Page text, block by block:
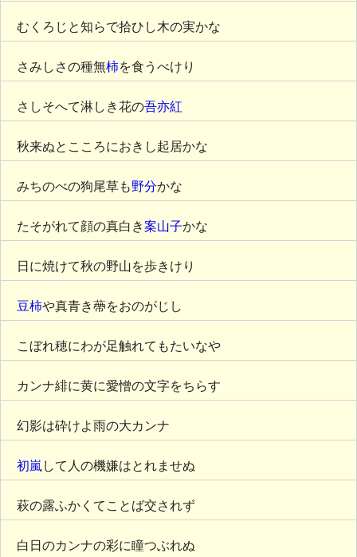
むくろじと知らで拾ひし木の実かな
さみしさの種無柿を食うべけり
さしそへて淋しき花の吾亦紅
秋来ぬとこころにおきし起居かな
みちのべの狗尾草も野分かな
たそがれて顔の真白き案山子かな
日に焼けて秋の野山を歩きけり
豆柿や真青き蔕をおのがじし
こぼれ穂にわが足触れてもたいなや
カンナ緋に黄に愛憎の文字をちらす
幻影は砕けよ雨の大カンナ
初嵐 して人の機嫌はとれませぬ
萩の露ふかくてことば交されず
白日のカンナの彩に瞳つぶれぬ